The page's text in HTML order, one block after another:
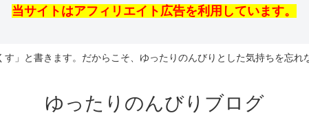
当サイトはアフィリエイト広告を利用しています。
」と書きます。だからこそ、ゆったりのんびりとした気持ちを忘れ
ゆったりのんびりブログ